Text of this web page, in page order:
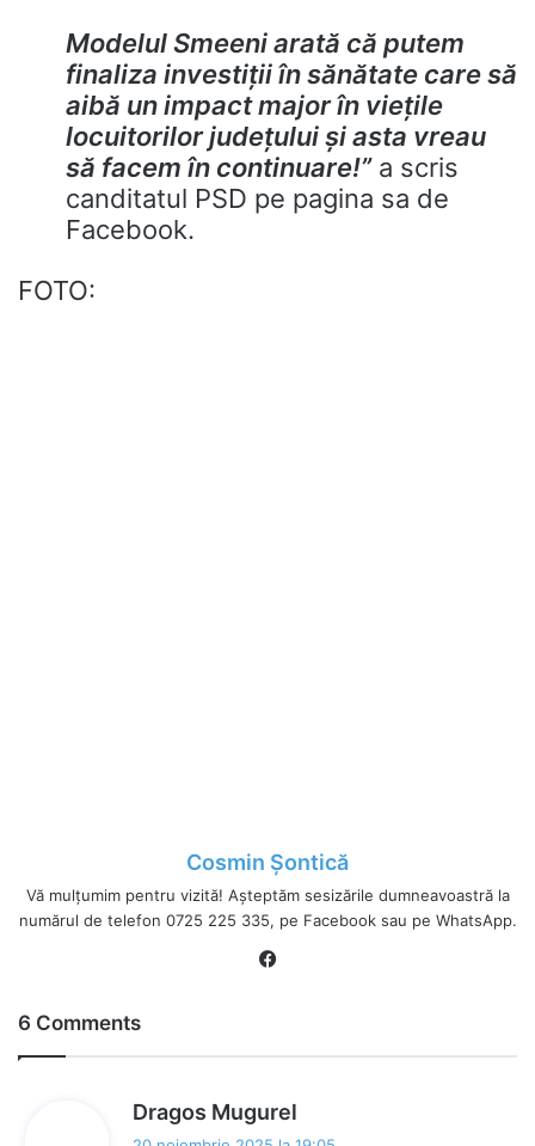
Modelul Smeeni arată că putem
finaliza investiții în sănătate care să
aibă un impact major în viețile
locuitorilor județului și asta vreau
să facem în continuare!”a scris
canditatul PSD pe pagina sa de
Facebook.
FOTO:
Cosmin Șontică
Vă mulțumim pentru vizită! Așteptăm sesizările dumneavoastră la
numărul de telefon 0725 225 335, pe Facebook sau pe WhatsApp.
6 Comments
Dragos Mugurel
p